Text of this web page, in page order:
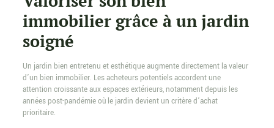
immobilier grâce à un jardin
soigné
Un jardin bien entretenu et esthétique augmente directement la valeur
d’un bien immobilier. Les acheteurs potentiels accordent une
attention croissante aux espaces extérieurs, notamment depuis les
années post-pandémie où le jardin devient un critère d’achat
prioritaire.